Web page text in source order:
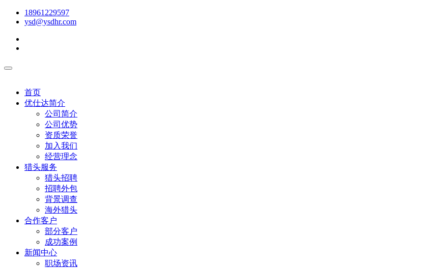
18961229597
ysd@ysdhr.com
首页
优仕达简介
公司简介
公司优势
资质荣誉
加入我们
经营理念
猎头服务
猎头招聘
招聘外包
背景调查
海外猎头
合作客户
部分客户
成功案例
新闻中心
职场资讯